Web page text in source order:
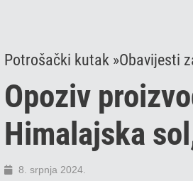
Potrošački kutak »Obavijesti
Opoziv
Himalajska
8. srpnja 2024.